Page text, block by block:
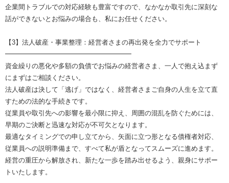
企業間トラブルでの対応経験も豊富ですので、なかなか取引先に深刻な
話ができないとお悩みの場合も、私にお任せください。
【3】法人破産・事業整理：経営者さまの再出発を全力でサポート
━━━━━━━━━━━━━━━━━━━
資金繰りの悪化や多額の負債でお悩みの経営者さま、一人で抱え込まず
にまずはご相談ください。
法人破産は決して「逃げ」ではなく、経営者さまご自身の人生を立て直
すための法的な手続きです。
従業員や取引先への影響を最小限に抑え、周囲の混乱を防ぐためには、
早期のご決断と迅速な対応が不可欠となります。
最適なタイミングでの申し立てから、矢面に立つ形となる債権者対応、
従業員への説明準備まで、すべて私が盾となってスムーズに進めます。
経営の重圧から解放され、新たな一歩を踏み出せるよう、親身にサポー
トいたします。